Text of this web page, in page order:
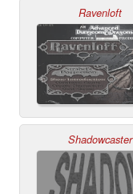
Ravenloft
Shadowcaster